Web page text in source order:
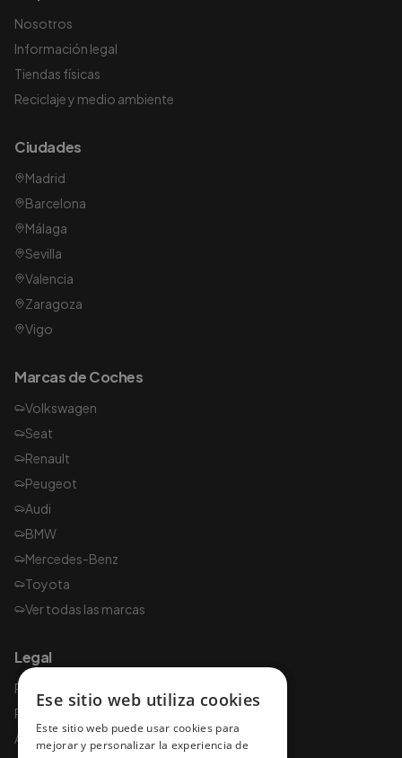
Nosotros
Información legal
Tiendas físicas
Reciclaje y medio ambiente
Ciudades
Madrid
Barcelona
Málaga
Sevilla
Valencia
Zaragoza
Vigo
Marcas de Coches
Volkswagen
Seat
Renault
Peugeot
Audi
BMW
Mercedes-Benz
Toyota
Ver todas las marcas
Legal
Política de privacidad
Política de cookies
Aviso legal
Ese sitio web utiliza cookies
Este sitio web puede usar cookies para
mejorar y personalizar la experiencia de